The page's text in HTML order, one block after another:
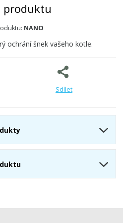
produktu
NANO
ochrání šnek vašeho kotle.
Sdílet